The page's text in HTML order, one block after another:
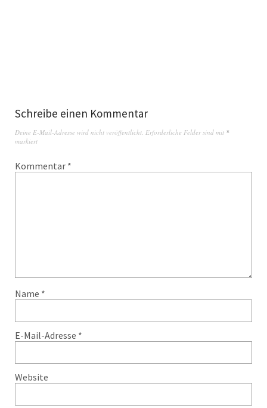
Schreibe einen Kommentar
Deine E-Mail-Adresse wird nicht veröffentlicht. Erforderliche Felder sind mit *
markiert
Kommentar *
Name *
E-Mail-Adresse *
Website